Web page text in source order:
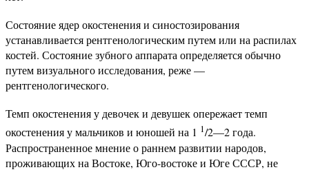
Состояние ядер окостенения и синостозирования
устанавливается рентгенологическим путем или на распилах
костей. Состояние зубного аппарата определяется обычно
путем визуального исследования, реже —
рентгенологического.
Темп окостенения у девочек и девушек опережает темп
окостенения у мальчиков и юношей на 1 1/2—2 года.
Распространенное мнение о раннем развитии народов,
проживающих на Востоке, Юго-востоке и Юге СССР, не